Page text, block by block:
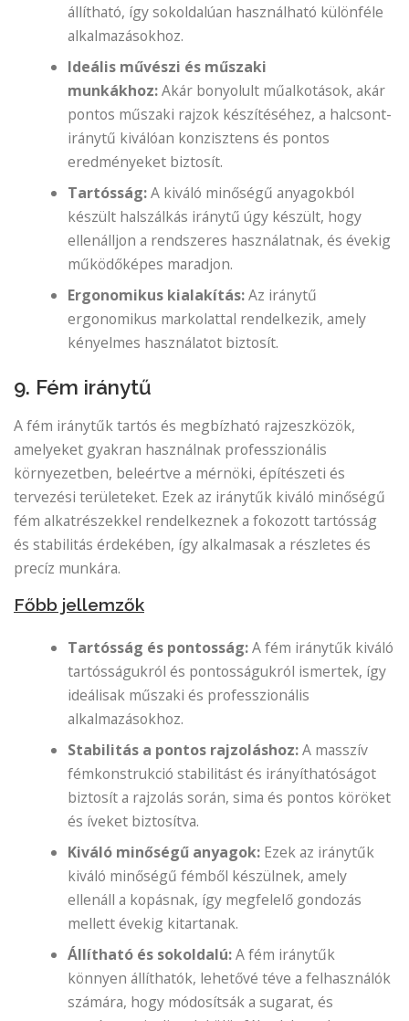
állítható, így sokoldalúan használható különféle
alkalmazásokhoz.
Ideális művészi és műszaki
munkákhoz:Akár bonyolult műalkotások, akár
pontos műszaki rajzok készítéséhez, a halcsont-
iránytű kiválóan konzisztens és pontos
eredményeket biztosít.
Tartósság:A kiváló minőségű anyagokból
készült halszálkás iránytű úgy készült, hogy
ellenálljon a rendszeres használatnak, és évekig
működőképes maradjon.
Ergonomikus kialakítás:Az iránytű
ergonomikus markolattal rendelkezik, amely
kényelmes használatot biztosít.
9. Fém iránytű
A fém iránytűk tartós és megbízható rajzeszközök,
amelyeket gyakran használnak professzionális
környezetben, beleértve a mérnöki, építészeti és
tervezési területeket. Ezek az iránytűk kiváló minőségű
fém alkatrészekkel rendelkeznek a fokozott tartósság
és stabilitás érdekében, így alkalmasak a részletes és
precíz munkára.
Főbb jellemzők
Tartósság és pontosság:A fém iránytűk kiváló
tartósságukról és pontosságukról ismertek, így
ideálisak műszaki és professzionális
alkalmazásokhoz.
Stabilitás a pontos rajzoláshoz:A masszív
fémkonstrukció stabilitást és irányíthatóságot
biztosít a rajzolás során, sima és pontos köröket
és íveket biztosítva.
Kiváló minőségű anyagok: Ezek az iránytűk
kiváló minőségű fémből készülnek, amely
ellenáll a kopásnak, így megfelelő gondozás
mellett évekig kitartanak.
Állítható és sokoldalú:A fém iránytűk
könnyen állíthatók, lehetővé téve a felhasználók
számára, hogy módosítsák a sugarat, és